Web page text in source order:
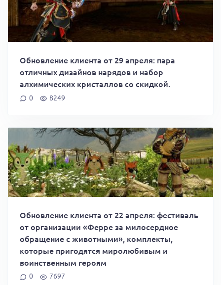
Обновление клиента от 29 апреля: пара
отличных дизайнов нарядов и набор
алхимических кристаллов со скидкой.
0 8249
Обновление клиента от 22 апреля: фестиваль
от организации «Ферре за милосердное
обращение с животными», комплекты,
которые пригодятся миролюбивым и
воинственным героям
0 7697